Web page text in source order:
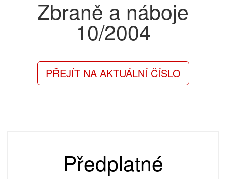
Zbraně a náboje
10/2004
PŘEJÍT NA AKTUÁLNÍ ČÍSLO
Předplatné